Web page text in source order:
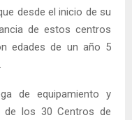
desde el inicio de su
de estos centros
edades de un año 5
de equipamiento y
de los 30 Centros de